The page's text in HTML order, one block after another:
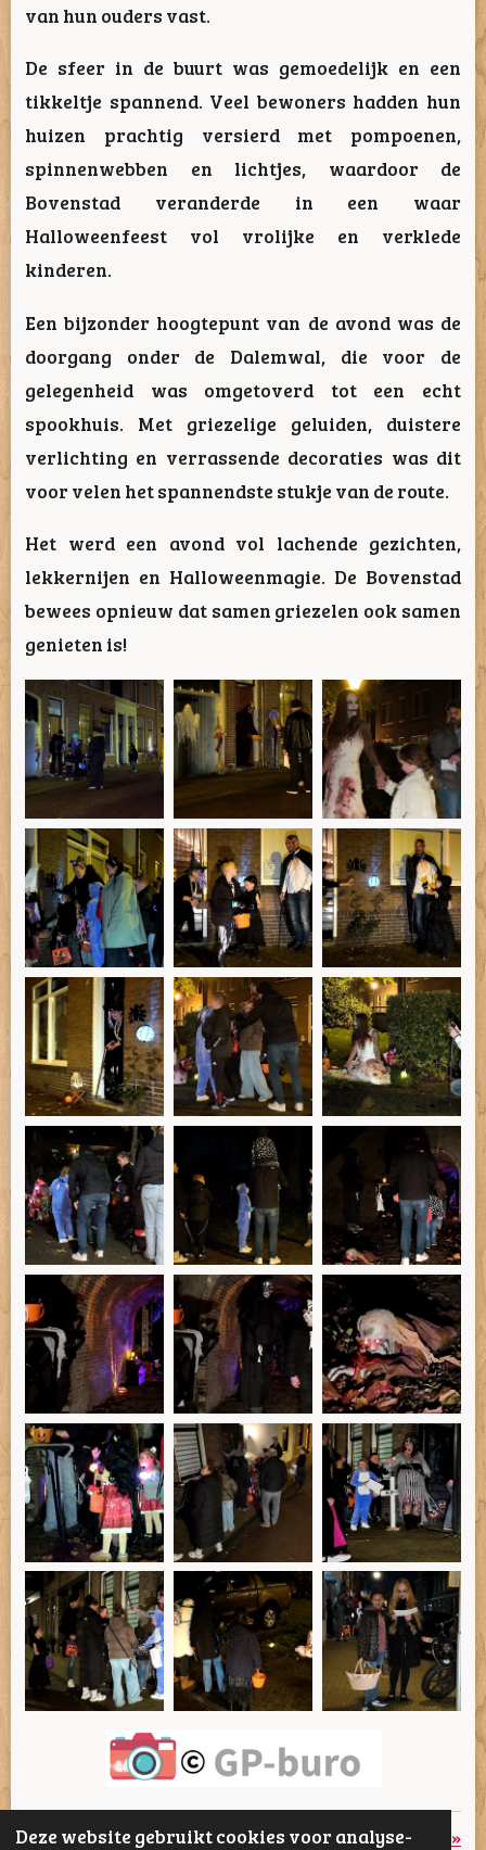
Deze website gebruikt cookies voor analyse-
van hun ouders vast.
De sfeer in de buurt was gemoedelijk en een
tikkeltje spannend. Veel bewoners hadden hun
huizen prachtig versierd met pompoenen,
spinnenwebben en lichtjes, waardoor de
Bovenstad veranderde in een waar
Halloweenfeest vol vrolijke en verklede
kinderen.
Een bijzonder hoogtepunt van de avond was de
doorgang onder de Dalemwal, die voor de
gelegenheid was omgetoverd tot een echt
spookhuis. Met griezelige geluiden, duistere
verlichting en verrassende decoraties was dit
voor velen het spannendste stukje van de route.
Het werd een avond vol lachende gezichten,
lekkernijen en Halloweenmagie. De Bovenstad
bewees opnieuw dat samen griezelen ook samen
genieten is!
«Vorige Volgende »